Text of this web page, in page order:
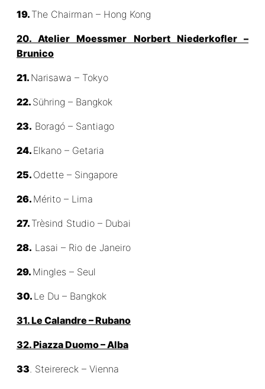
19. The Chairman – Hong Kong
20. Atelier Moessmer Norbert Niederkofler –
Brunico
21. Narisawa – Tokyo
22. Sühring – Bangkok
23. Boragó – Santiago
24. Elkano – Getaria
25. Odette – Singapore
26. Mérito – Lima
27. Trèsind Studio – Dubai
28. Lasai – Rio de Janeiro
29. Mingles – Seul
30. Le Du – Bangkok
31. Le Calandre – Rubano
32. Piazza Duomo – Alba
33 . Steirereck – Vienna